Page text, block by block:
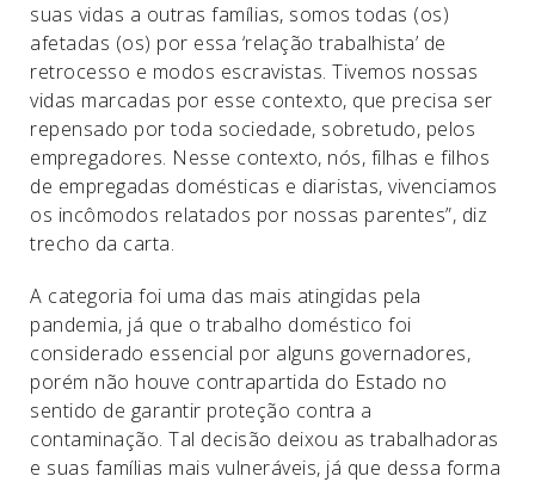
suas vidas a outras famílias, somos todas (os)
afetadas (os) por essa ‘relação trabalhista’ de
retrocesso e modos escravistas. Tivemos nossas
vidas marcadas por esse contexto, que precisa ser
repensado por toda sociedade, sobretudo, pelos
empregadores. Nesse contexto, nós, filhas e filhos
de empregadas domésticas e diaristas, vivenciamos
os incômodos relatados por nossas parentes”, diz
trecho da carta.
A categoria foi uma das mais atingidas pela
pandemia, já que o trabalho doméstico foi
considerado essencial por alguns governadores,
porém não houve contrapartida do Estado no
sentido de garantir proteção contra a
contaminação. Tal decisão deixou as trabalhadoras
e suas famílias mais vulneráveis, já que dessa forma